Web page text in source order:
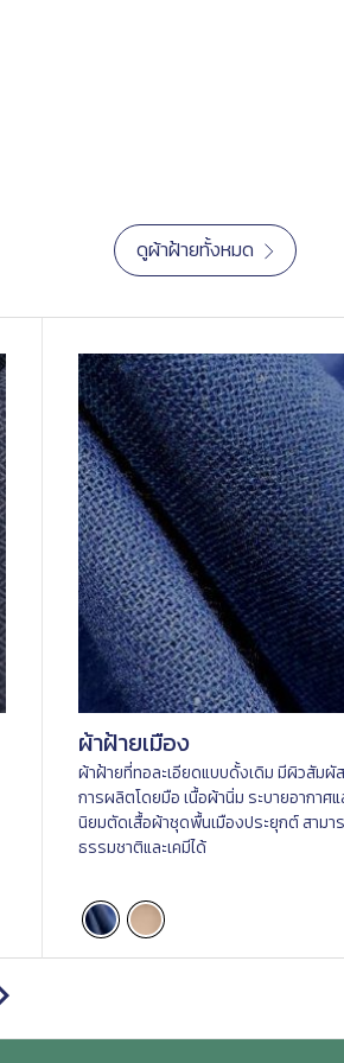
ดูผ้าฝ้ายทั้งหมด
ผ้าฝ้ายเมือง
ผ้าฝ้ายที่ทอละเอียดแบบดั้งเดิม มีผิวสัมผั
การผลิตโดยมือ เนื้อผ้านิ่ม ระบายอากาศ
นิยมตัดเสื้อผ้าชุดพื้นเมืองประยุกต์ สามา
ธรรมชาติและเคมีได้